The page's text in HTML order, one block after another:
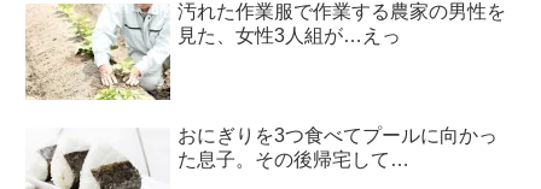
汚れた作業服で作業する農家の男性を
見た、女性3人組が…えっ
おにぎりを3つ食べてプールに向かっ
た息子。その後帰宅して…